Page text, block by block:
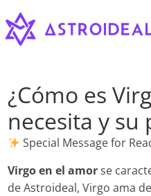
Astroideal
Blog
¿Cómo es
necesita y su
Special Message for
Virgo en el amorse
de Astroideal, Virgo ama